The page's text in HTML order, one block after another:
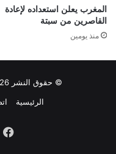
المغرب يعلن استعداده لإعادة
القاصرين من سبتة
منذ يومين
© حقوق النشر 2026، جميع الحقوق محفوظة |
الرئيسية